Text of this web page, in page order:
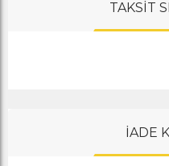
TAKSİT
İADE